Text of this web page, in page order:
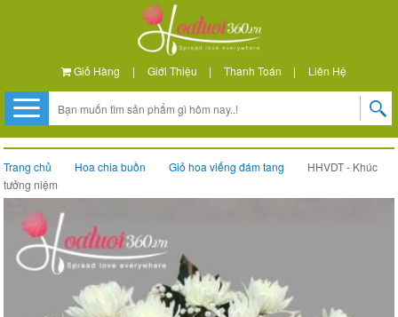
Giỏ Hàng | Giới Thiệu | Thanh Toán | Liên Hệ
Trang chủ Hoa chia buồn Giỏ hoa viếng đám tang
HHVDT - Khúc
tưởng niệm